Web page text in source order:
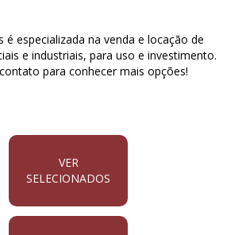
é especializada na venda e locação de
e industriais, para uso e investimento.
para conhecer mais opções!
VER
SELECIONADOS